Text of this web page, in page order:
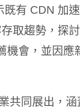
有 CDN 加
取趨勢，探
機會，並因應
共同展出，